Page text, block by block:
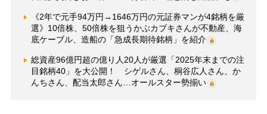
《2年で元手94万円→1646万円の元証券マンが4銘柄を厳
選》10倍株、50倍株を狙うかぶカブキさんが不動産、海
底ケーブル、造船の「急成長期待銘柄」を紹介
総資産96億円超の億り人20人が厳選「2025年末までの注
目銘柄40」を大公開！ シゲルさん、桐谷広人さん、か
んちさん、配当太郎さん…オールスター勢揃い